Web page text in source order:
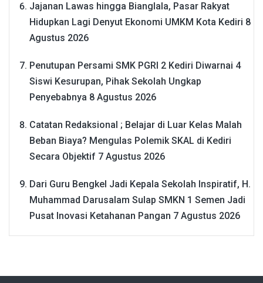
Jajanan Lawas hingga Bianglala, Pasar Rakyat
Hidupkan Lagi Denyut Ekonomi UMKM Kota Kediri 8
Agustus 2026
Penutupan Persami SMK PGRI 2 Kediri Diwarnai 4
Siswi Kesurupan, Pihak Sekolah Ungkap
Penyebabnya 8 Agustus 2026
Catatan Redaksional ; Belajar di Luar Kelas Malah
Beban Biaya? Mengulas Polemik SKAL di Kediri
Secara Objektif 7 Agustus 2026
Dari Guru Bengkel Jadi Kepala Sekolah Inspiratif, H.
Muhammad Darusalam Sulap SMKN 1 Semen Jadi
Pusat Inovasi Ketahanan Pangan 7 Agustus 2026